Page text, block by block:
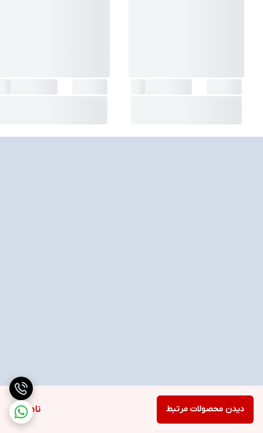
ناموجود دیدن محصولات مرتبط